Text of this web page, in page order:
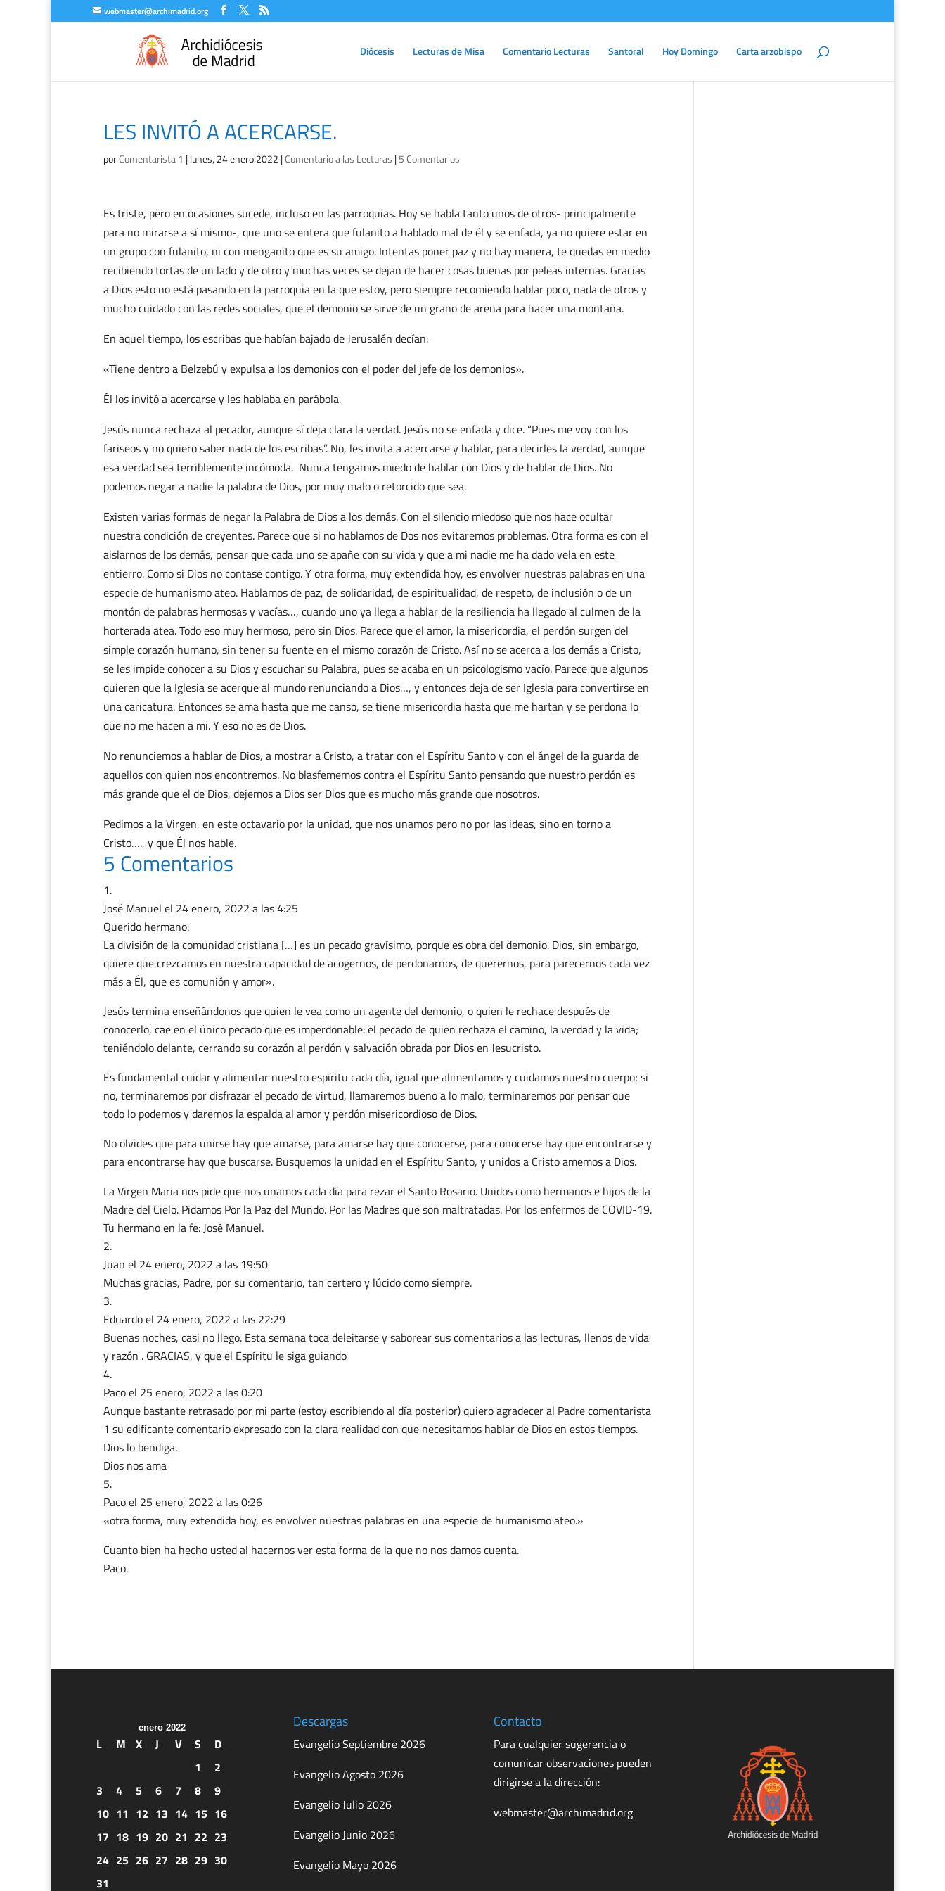
webmaster@archimadrid.org
Diócesis Lecturas de Misa Comentario Lecturas Santoral Hoy Domingo Carta arzobispo
LES INVITÓ A ACERCARSE.
porComentarista 1 |lunes, 24 enero 2022 |Comentario a las Lecturas |5 Comentarios
Es triste, pero en ocasiones sucede, incluso en las parroquias. Hoy se habla tanto unos de otros- principalmente
para no mirarse a sí mismo-, que uno se entera que fulanito a hablado mal de él y se enfada, ya no quiere estar en
un grupo con fulanito, ni con menganito que es su amigo. Intentas poner paz y no hay manera, te quedas en medio
recibiendo tortas de un lado y de otro y muchas veces se dejan de hacer cosas buenas por peleas internas. Gracias
a Dios esto no está pasando en la parroquia en la que estoy, pero siempre recomiendo hablar poco, nada de otros y
mucho cuidado con las redes sociales, que el demonio se sirve de un grano de arena para hacer una montaña.
En aquel tiempo, los escribas que habían bajado de Jerusalén decían:
«Tiene dentro a Belzebú y expulsa a los demonios con el poder del jefe de los demonios».
Él los invitó a acercarse y les hablaba en parábola.
Jesús nunca rechaza al pecador, aunque sí deja clara la verdad. Jesús no se enfada y dice. “Pues me voy con los
fariseos y no quiero saber nada de los escribas”. No, les invita a acercarse y hablar, para decirles la verdad, aunque
esa verdad sea terriblemente incómoda. Nunca tengamos miedo de hablar con Dios y de hablar de Dios. No
podemos negar a nadie la palabra de Dios, por muy malo o retorcido que sea.
Existen varias formas de negar la Palabra de Dios a los demás. Con el silencio miedoso que nos hace ocultar
nuestra condición de creyentes. Parece que si no hablamos de Dos nos evitaremos problemas. Otra forma es con el
aislarnos de los demás, pensar que cada uno se apañe con su vida y que a mi nadie me ha dado vela en este
entierro. Como si Dios no contase contigo. Y otra forma, muy extendida hoy, es envolver nuestras palabras en una
especie de humanismo ateo. Hablamos de paz, de solidaridad, de espiritualidad, de respeto, de inclusión o de un
montón de palabras hermosas y vacías…, cuando uno ya llega a hablar de la resiliencia ha llegado al culmen de la
horterada atea. Todo eso muy hermoso, pero sin Dios. Parece que el amor, la misericordia, el perdón surgen del
simple corazón humano, sin tener su fuente en el mismo corazón de Cristo. Así no se acerca a los demás a Cristo,
se les impide conocer a su Dios y escuchar su Palabra, pues se acaba en un psicologismo vacío. Parece que algunos
quieren que la Iglesia se acerque al mundo renunciando a Dios…, y entonces deja de ser Iglesia para convertirse en
una caricatura. Entonces se ama hasta que me canso, se tiene misericordia hasta que me hartan y se perdona lo
que no me hacen a mi. Y eso no es de Dios.
No renunciemos a hablar de Dios, a mostrar a Cristo, a tratar con el Espíritu Santo y con el ángel de la guarda de
aquellos con quien nos encontremos. No blasfememos contra el Espíritu Santo pensando que nuestro perdón es
más grande que el de Dios, dejemos a Dios ser Dios que es mucho más grande que nosotros.
Pedimos a la Virgen, en este octavario por la unidad, que nos unamos pero no por las ideas, sino en torno a
Cristo…., y que Él nos hable.
5 Comentarios
José Manuel el 24 enero, 2022 a las 4:25
Querido hermano:
La división de la comunidad cristiana […] es un pecado gravísimo, porque es obra del demonio. Dios, sin embargo,
quiere que crezcamos en nuestra capacidad de acogernos, de perdonarnos, de querernos, para parecernos cada vez
más a Él, que es comunión y amor».
Jesús termina enseñándonos que quien le vea como un agente del demonio, o quien le rechace después de
conocerlo, cae en el único pecado que es imperdonable: el pecado de quien rechaza el camino, la verdad y la vida;
teniéndolo delante, cerrando su corazón al perdón y salvación obrada por Dios en Jesucristo.
Es fundamental cuidar y alimentar nuestro espíritu cada día, igual que alimentamos y cuidamos nuestro cuerpo; si
no, terminaremos por disfrazar el pecado de virtud, llamaremos bueno a lo malo, terminaremos por pensar que
todo lo podemos y daremos la espalda al amor y perdón misericordioso de Dios.
No olvides que para unirse hay que amarse, para amarse hay que conocerse, para conocerse hay que encontrarse y
para encontrarse hay que buscarse. Busquemos la unidad en el Espíritu Santo, y unidos a Cristo amemos a Dios.
La Virgen Maria nos pide que nos unamos cada día para rezar el Santo Rosario. Unidos como hermanos e hijos de la
Madre del Cielo. Pidamos Por la Paz del Mundo. Por las Madres que son maltratadas. Por los enfermos de COVID-19.
Tu hermano en la fe: José Manuel.
Juan el 24 enero, 2022 a las 19:50
Muchas gracias, Padre, por su comentario, tan certero y lúcido como siempre.
Eduardoel 24 enero, 2022 a las 22:29
Buenas noches, casi no llego. Esta semana toca deleitarse y saborear sus comentarios a las lecturas, llenos de vida
y razón . GRACIAS, y que el Espíritu le siga guiando
Pacoel 25 enero, 2022 a las 0:20
Aunque bastante retrasado por mi parte (estoy escribiendo al día posterior) quiero agradecer al Padre comentarista
1 su edificante comentario expresado con la clara realidad con que necesitamos hablar de Dios en estos tiempos.
Dios lo bendiga.
Dios nos ama
Pacoel 25 enero, 2022 a las 0:26
«otra forma, muy extendida hoy, es envolver nuestras palabras en una especie de humanismo ateo.»
Cuanto bien ha hecho usted al hacernos ver esta forma de la que no nos damos cuenta.
Paco.
enero 2022
L M X J V S
D
1
2
3
4 5 6 7 8
9
10 11 12 13 14 15 16
17 18 19 20 21 22 23
24 25 26 27 28 29 30
31
Descargas
Evangelio Septiembre 2026
Evangelio Agosto 2026
Evangelio Julio 2026
Evangelio Junio 2026
Evangelio Mayo 2026
Contacto
Para cualquier sugerencia o
comunicar observaciones pueden
dirigirse a la dirección:
webmaster@archimadrid.org